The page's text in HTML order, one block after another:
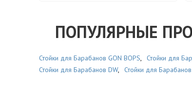
ПОПУЛЯРНЫЕ
Стойки для Барабанов GON BOPS, Стойки для
Стойки для Барабанов DW, Стойки для